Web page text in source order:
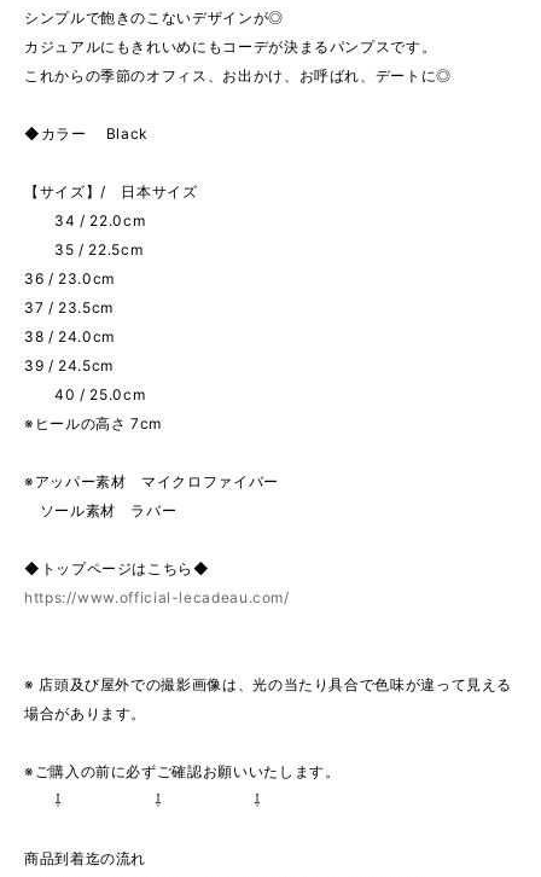
シンプルで飽きのこないデザインが◎
カジュアルにもきれいめにもコーデが決まるパンプスです。
これからの季節のオフィス、お出かけ、お呼ばれ、デートに◎
◆カラー Black
【サイズ】/ 日本サイズ
34 / 22.0cm
35 / 22.5cm
36 / 23.0cm
37 / 23.5cm
38 / 24.0cm
39 / 24.5cm
40 / 25.0cm
※ヒールの高さ 7cm
※アッパー素材 マイクロファイバー
ソール素材 ラバー
◆トップページはこちら◆
https://www.official-lecadeau.com/
※ 店頭及び屋外での撮影画像は、光の当たり具合で色味が違って見える
場合があります。
※ご購入の前に必ずご確認お願いいたします。
⇩ ⇩ ⇩
商品到着迄の流れ